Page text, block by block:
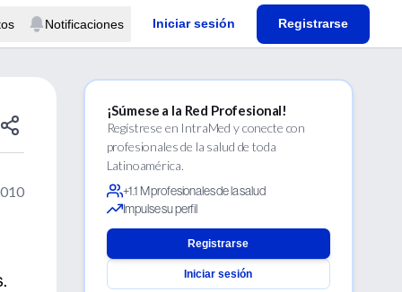
Notificaciones Iniciar sesión Registrarse
¡Súmese a la Red Profesional!
Regístrese en IntraMed y conecte con
profesionales de la salud de toda
Latinoamérica.
+1.1 M profesionales de la salud
Impulse su perfil
Registrarse
Iniciar sesión